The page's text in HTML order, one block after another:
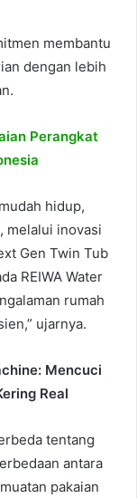
membantu
dengan lebih
Perangkat
hidup,
melalui inovasi
Gen Twin Tub
REIWA Water
rumah
ujarnya.
Mencuci
Real
tentang
antara
pakaian